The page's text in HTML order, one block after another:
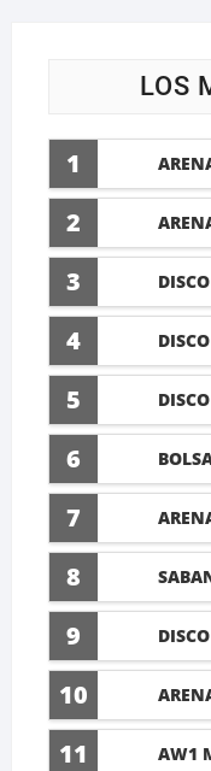
LOS
1
2
3
4
5
6
7
8
9
10
11 AW1